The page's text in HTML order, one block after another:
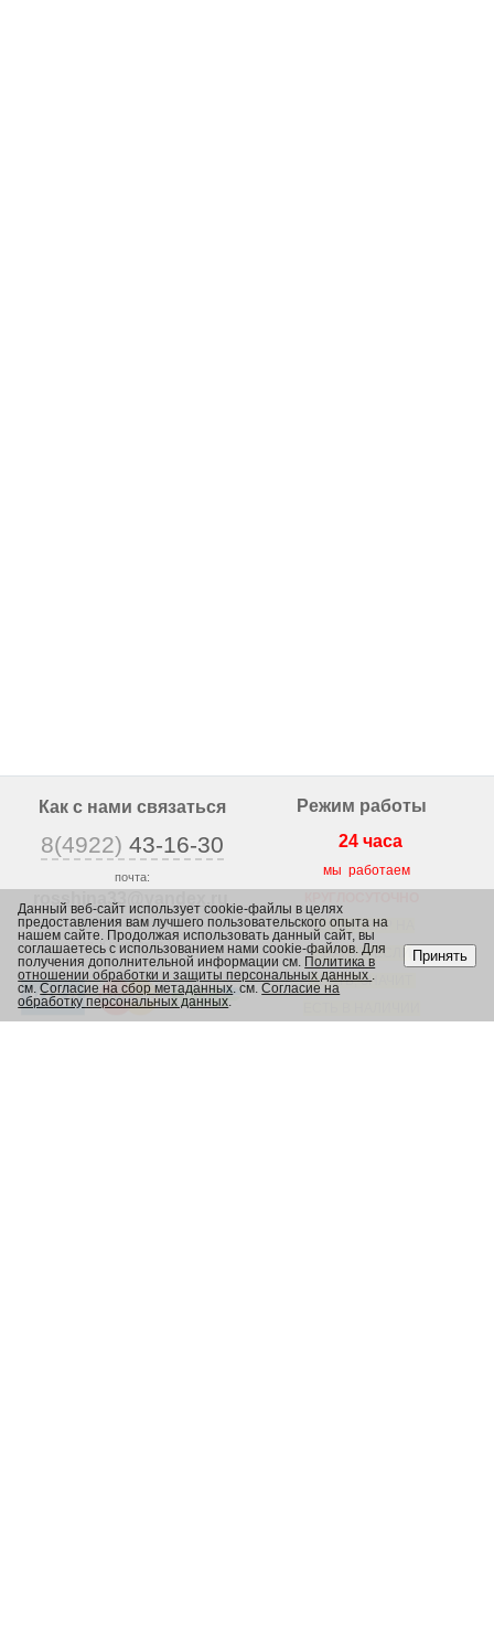
Как с нами связаться
8(4922) 43-16-30
почта:
rosshina33@yandex
г. Владимир,
ул. Юрьевская 1/2,
Режим работы
24 часа
мы работаем
ВЕСЬ ТОВАР НА
САЙТЕ, ЕСЛИ
ЕСТЬ, ЗНАЧИТ
Данный веб-сайт использует cookie-файлы в целях
предоставления вам лучшего пользовательского опыта на
нашем сайте. Продолжая использовать данный сайт, вы
соглашаетесь с использованием нами cookie-файлов. Для
получения дополнительной информации см. Политика в
отношении обработки и защиты персональных данных .
см.Согласие на сбор метаданных. см.Согласие на
обработку персональных данных.
Принять